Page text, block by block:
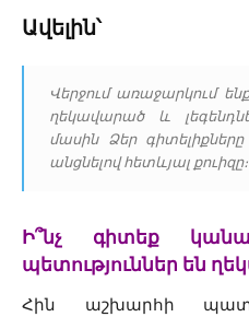
Ավելին՝
Վերջում առաջարկում
ղեկավարած և
մասին Ձեր գիտելիքները
անցնելով հետևյալ քուիզը։
Ի՞նչ գիտեք
պետություններ են
Հին աշխարհի